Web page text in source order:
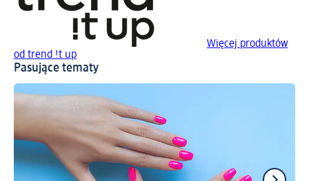
Więcej produktów
od trend !t up
Pasujące tematy